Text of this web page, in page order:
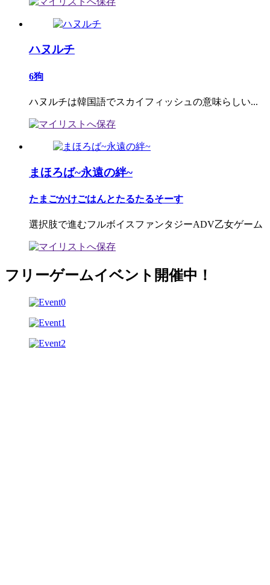
ハヌルチ
6狗
ハヌルチは韓国語でスカイフィッシュの意味らしい...
まほろば~永遠の絆~
たまごかけごはんとたるたるそーす
選択肢で進むフルボイスファンタジーADV乙女ゲーム
フリーゲームイベント開催中！